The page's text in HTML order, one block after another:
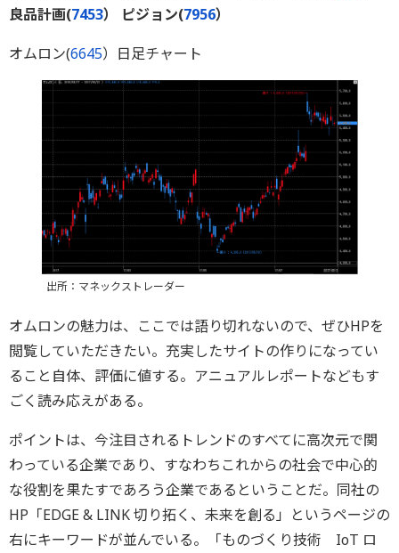
良品計画(7453） ピジョン(7956）
オムロン(6645）日足チャート
出所：マネックストレーダー
オムロンの魅力は、ここでは語り切れないので、ぜひHPを
閲覧していただきたい。充実したサイトの作りになってい
ること自体、評価に値する。アニュアルレポートなどもす
ごく読み応えがある。
ポイントは、今注目されるトレンドのすべてに高次元で関
わっている企業であり、すなわちこれからの社会で中心的
な役割を果たすであろう企業であるということだ。同社の
HP「EDGE & LINK 切り拓く、未来を創る」というページの
右にキーワードが並んでいる。「ものづくり技術 IoT ロ